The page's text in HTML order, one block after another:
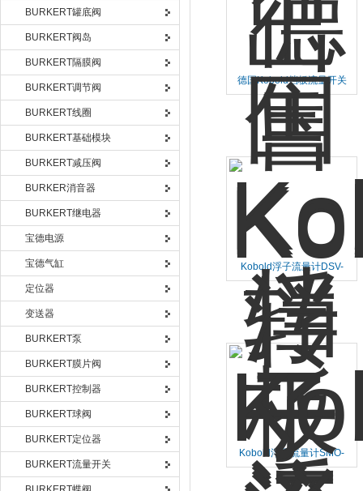
BURKERT罐底阀
BURKERT阀岛
BURKERT隔膜阀
BURKERT调节阀
BURKERT线圈
BURKERT基础模块
BURKERT减压阀
BURKER消音器
BURKERT继电器
宝德电源
宝德气缸
定位器
变送器
BURKERT泵
BURKERT膜片阀
BURKERT控制器
BURKERT球阀
BURKERT定位器
BURKERT流量开关
德国Kobold挡板流量开关
PSE-11520R15R1现货
Kobold浮子流量计DSV-
1205H00R15优势供应
Kobold浮子流量计SMO-
3109HR0R15技术全面